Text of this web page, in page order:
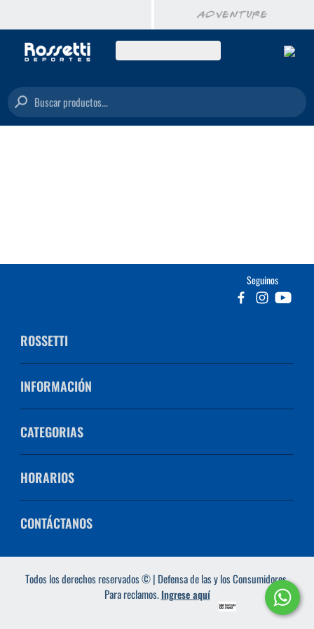
Buscar productos...
Seguinos
ROSSETTI
INFORMACIÓN
CATEGORIAS
HORARIOS
CONTÁCTANOS
Todos los derechos reservados © | Defensa de las y los Consumidores.
Para reclamos.Ingrese aquí